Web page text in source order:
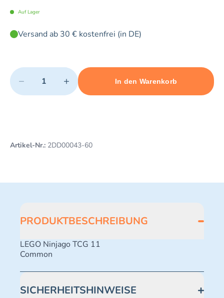
Auf Lager
Versand ab 30 € kostenfrei (in DE)
Quantity
− +
Minimum quantity: 1 Maximum quantity: 496
In den Warenkorb
Add 1 item to cart
Artikel-Nr.: 2DD00043-60
PRODUKTBESCHREIBUNG
LEGO Ninjago TCG 11
Common
SICHERHEITSHINWEISE